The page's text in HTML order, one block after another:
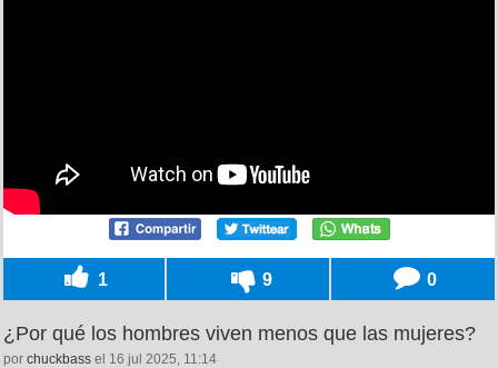
1 9 0
¿Por qué los hombres viven menos que las mujeres?
por chuckbass el 16 jul 2025, 11:14